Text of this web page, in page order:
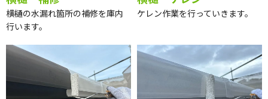
横樋の水漏れ箇所の補修を庫内
行います。
ケレン作業を行っていきます。